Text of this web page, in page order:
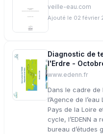
veille-eau.com
Ajouté le 02 février
Diagnostic de
l'Erdre -
www.edenn.fr
Dans le cadre de
l’Agence de
Pays de la Loire
cycle, l’EDENN
bureau d’études